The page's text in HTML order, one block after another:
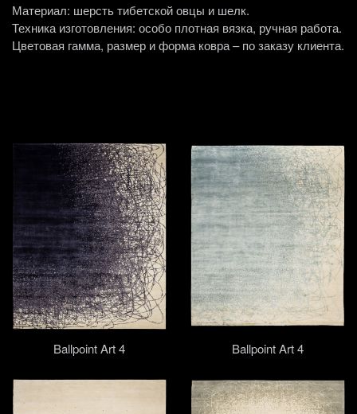
Материал: шерсть тибетской овцы и шелк.
Техника изготовления: особо плотная вязка, ручная работа.
Цветовая гамма, размер и форма ковра – по заказу клиента.
Ballpoint Art 4 Ballpoint Art 4